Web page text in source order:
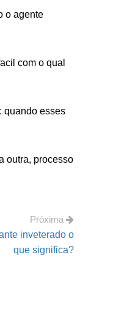
o agente
com o qual
quando esses
outra, processo
Próxima
inveterado o
que significa?